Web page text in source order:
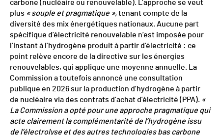
carbone (nucléaire ou renouvelable). L’approche se veut
plus « souple et pragmatique »,tenant compte de la
diversité des mix énergétiques nationaux. Aucune part
spécifique d’électricité renouvelable n’est imposée pour
l’instant à l’hydrogène produit à partir d’électricité : ce
point relève encore de la directive sur les énergies
renouvelables, qui applique une moyenne annuelle. La
Commission a toutefois annoncé une consultation
publique en 2026 sur la production d’hydrogène à partir
de nucléaire via des contrats d’achat d’électricité (PPA). «
La Commission a opté pour une approche pragmatique qui
acte clairement la complémentarité de l’hydrogène issu
de l’électrolyse et des autres technologies bas carbone